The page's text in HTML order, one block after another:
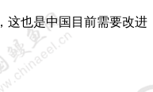
这也是中国目前需要改进